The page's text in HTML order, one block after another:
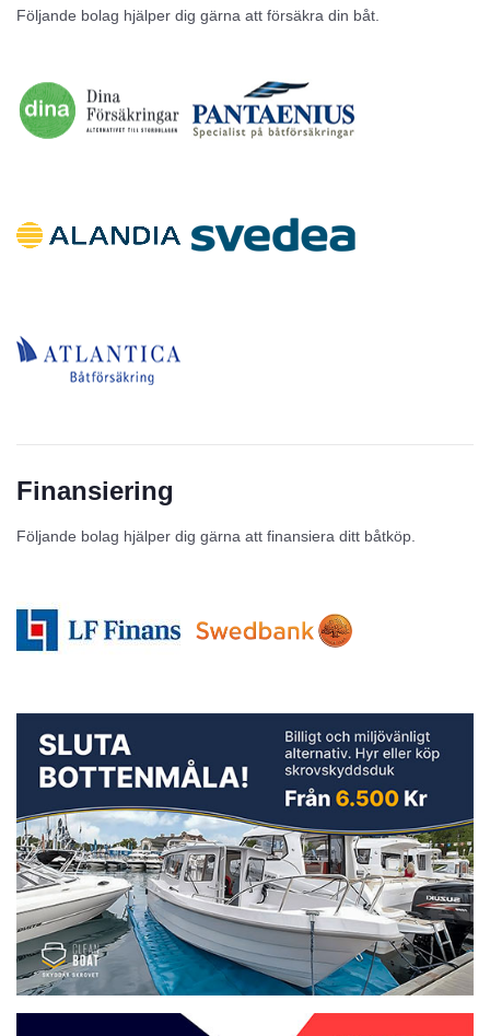
Följande bolag hjälper dig gärna att försäkra din båt.
Finansiering
Följande bolag hjälper dig gärna att finansiera ditt båtköp.